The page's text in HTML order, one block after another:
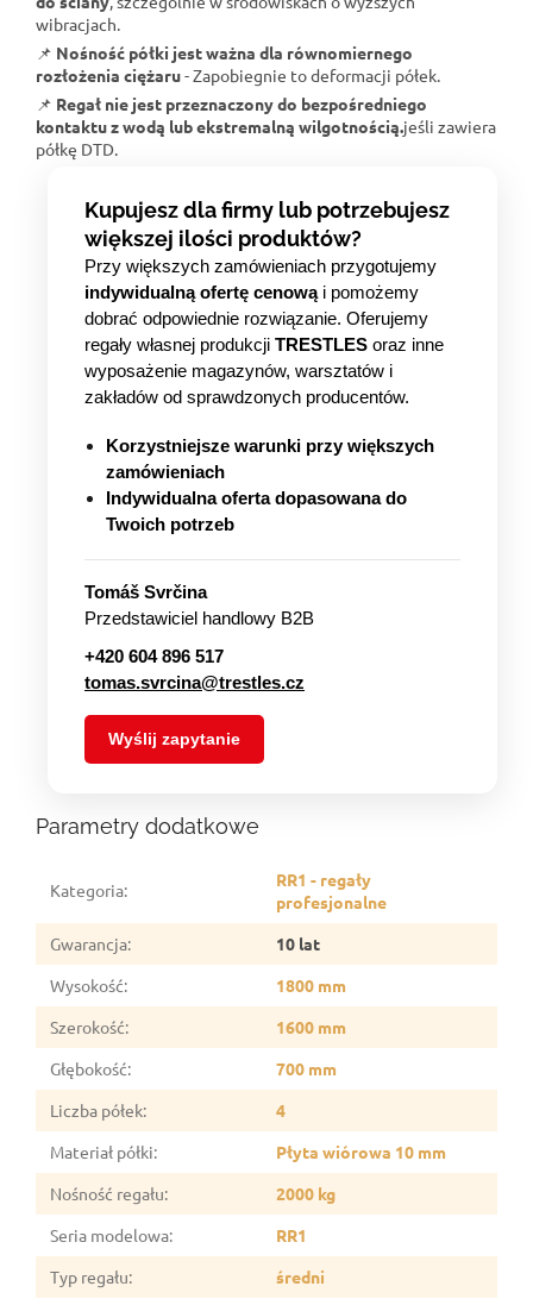
wibracjach.
📌 Nośność półki jest ważna dla równomiernego
rozłożenia ciężaru- Zapobiegnie to deformacji półek.
📌 Regał nie jest przeznaczony do bezpośredniego
kontaktu z wodą lub ekstremalną wilgotnością.jeśli zawiera
półkę DTD.
Kupujesz dla firmy lub potrzebujesz
większej ilości produktów?
Przy większych zamówieniach przygotujemy
indywidualną ofertę cenowąi pomożemy
dobrać odpowiednie rozwiązanie. Oferujemy
regały własnej produkcji TRESTLES oraz inne
wyposażenie magazynów, warsztatów i
zakładów od sprawdzonych producentów.
Korzystniejsze warunki przy większych
zamówieniach
Indywidualna oferta dopasowana do
Twoich potrzeb
Tomáš Svrčina
Przedstawiciel handlowy B2B
+420 604 896 517
tomas.svrcina@trestles.cz
Wyślij zapytanie
Parametry dodatkowe
Kategoria:
RR1 - regały
profesjonalne
Gwarancja:
10 lat
Wysokość:
1800 mm
Szerokość:
1600 mm
Głębokość:
700 mm
Liczba półek:
4
Materiał półki:
Płyta wiórowa 10 mm
Nośność regału:
2000 kg
Seria modelowa:
RR1
Typ regału:
średni